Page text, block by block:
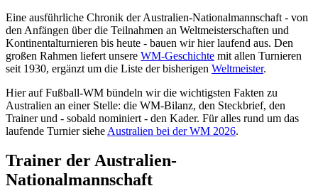
Eine ausführliche Chronik der Australien-Nationalmannschaft - von
den Anfängen über die Teilnahmen an Weltmeisterschaften und
Kontinentalturnieren bis heute - bauen wir hier laufend aus. Den
großen Rahmen liefert unsere WM-Geschichte mit allen Turnieren
seit 1930, ergänzt um die Liste der bisherigen Weltmeister.
Hier auf Fußball-WM bündeln wir die wichtigsten Fakten zu
Australien an einer Stelle: die WM-Bilanz, den Steckbrief, den
Trainer und - sobald nominiert - den Kader. Für alles rund um das
laufende Turnier siehe Australien bei der WM 2026.
Trainer der Australien-
Nationalmannschaft